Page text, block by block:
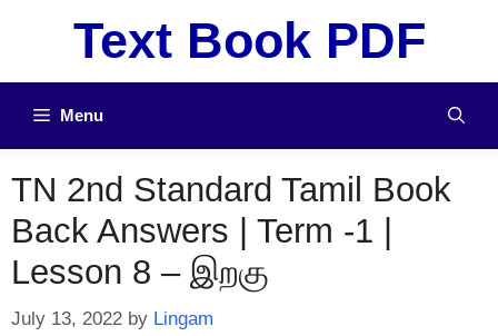
Text Book PDF
Menu
TN 2nd Standard Tamil Book
Back Answers | Term -1 |
Lesson 8 – இறகு
July 13, 2022 by Lingam